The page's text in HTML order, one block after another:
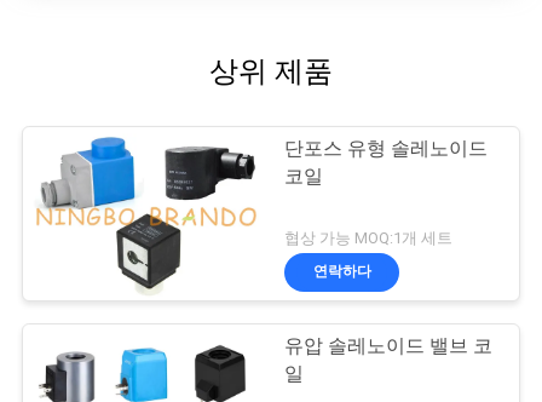
상위 제품
단포스 유형 솔레노이드
코일
협상 가능 MOQ:1개 세트
연락하다
유압 솔레노이드 밸브 코
일